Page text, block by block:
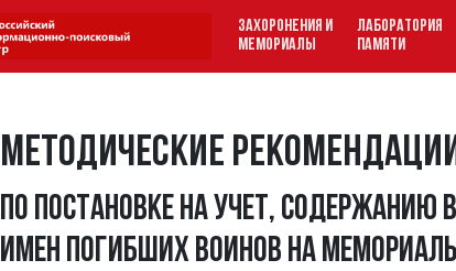
ЗАХОРОНЕНИЯ И
МЕМОРИАЛЫ
ЛАБОРАТОРИЯ
ПАМЯТИ
Методические
по постановке на учет, содержанию
имен погибших воинов на